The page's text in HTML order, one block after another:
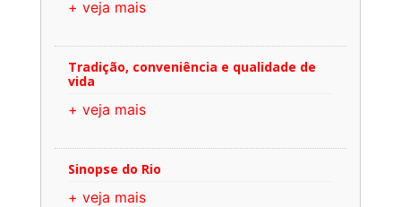
+ veja mais
Tradição, conveniência e qualidade de
vida
+ veja mais
Sinopse do Rio
+ veja mais